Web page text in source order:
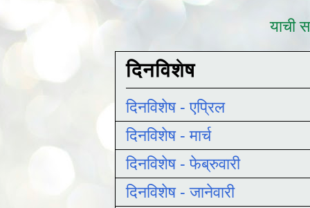
याची
दिनविशेष
दिनविशेष - एप्रिल
दिनविशेष - मार्च
दिनविशेष - फेब्रुवारी
दिनविशेष - जानेवारी